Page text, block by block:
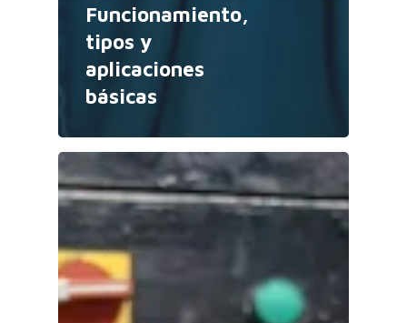
Funcionamiento,
tipos y
aplicaciones
básicas